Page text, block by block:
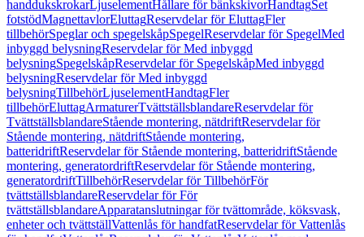
handdukskrokarLjuselementHållare för bänkskivorHandtagSet
fotstödMagnettavlorEluttagReservdelar för EluttagFler
tillbehörSpeglar och spegelskåpSpegelReservdelar för SpegelMed
inbyggd belysningReservdelar för Med inbyggd
belysningSpegelskåpReservdelar för SpegelskåpMed inbyggd
belysningReservdelar för Med inbyggd
belysningTillbehörLjuselementHandtagFler
tillbehörEluttagArmaturerTvättställsblandareReservdelar för
TvättställsblandareStående montering, nätdriftReservdelar för
Stående montering, nätdriftStående montering,
batteridriftReservdelar för Stående montering, batteridriftStående
montering, generatordriftReservdelar för Stående montering,
generatordriftTillbehörReservdelar för TillbehörFör
tvättställsblandareReservdelar för För
tvättställsblandareApparatanslutningar för tvättområde, köksvask,
enheter och tvättställVattenlås för handfatReservdelar för Vattenlås